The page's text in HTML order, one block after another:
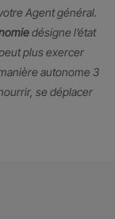
Agent général.
désigne l’état
plus exercer
autonome 3
se déplacer